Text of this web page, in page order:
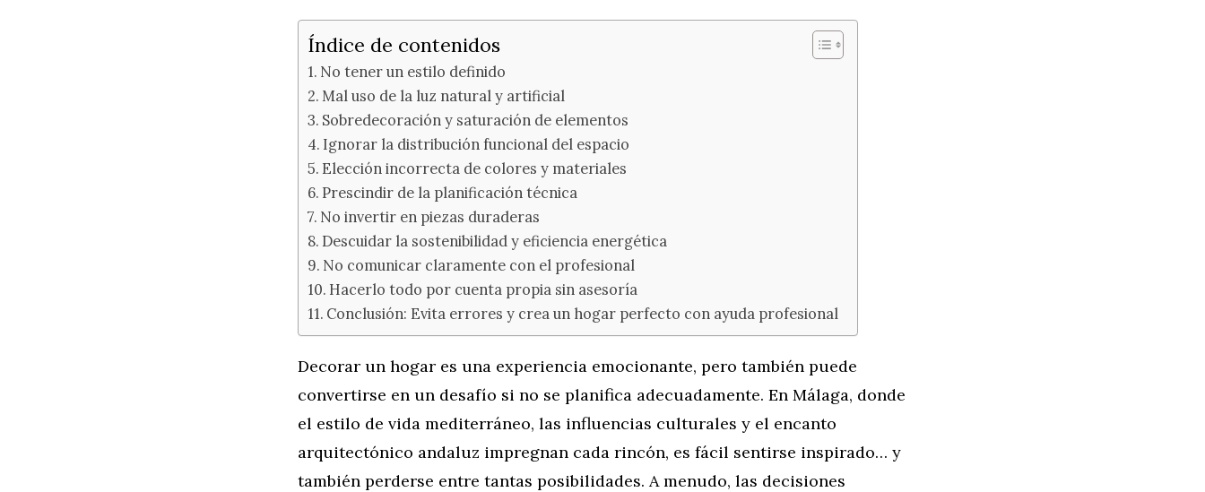
Índice de contenidos
No tener un estilo definido
Mal uso de la luz natural y artificial
Sobredecoración y saturación de elementos
Ignorar la distribución funcional del espacio
Elección incorrecta de colores y materiales
Prescindir de la planificación técnica
No invertir en piezas duraderas
Descuidar la sostenibilidad y eficiencia energética
No comunicar claramente con el profesional
Hacerlo todo por cuenta propia sin asesoría
Conclusión: Evita errores y crea un hogar perfecto con ayuda profesional
Decorar un hogar es una experiencia emocionante, pero también puede
convertirse en un desafío si no se planifica adecuadamente. En Málaga, donde
el estilo de vida mediterráneo, las influencias culturales y el encanto
arquitectónico andaluz impregnan cada rincón, es fácil sentirse inspirado… y
también perderse entre tantas posibilidades. A menudo, las decisiones